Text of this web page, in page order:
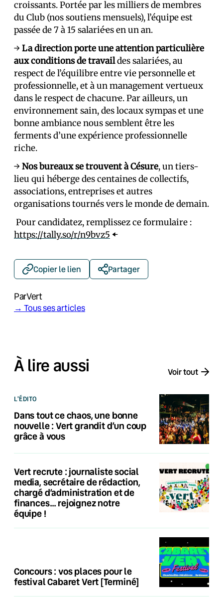
croissants. Portée par les milliers de membres
du Club (nos soutiens mensuels), l’équipe est
passée de 7 à 15 salarié·es en un an.
→La direction porte une attention particulière
aux conditions de travaildes salarié·es, au
respect de l’équilibre entre vie personnelle et
professionnelle, et à un management vertueux
dans le respect de chacun·e. Par ailleurs, un
environnement sain, des locaux sympas et une
bonne ambiance nous semblent être les
ferments d’une expérience professionnelle
riche.
→Nos bureaux se trouvent à Césure, un tiers-
lieu qui héberge des centaines de collectifs,
associations, entreprises et autres
organisations tournés vers le monde de demain.
Pour candidatez, remplissez ce formulaire :
https://tally.so/r/n9bvz5 ⬅️
Copier le lien Partager
ParVert
→ Tous ses articles
À lire aussi Voir tout
L'ÉDITO
Dans tout ce chaos, une bonne
nouvelle : Vert grandit d’un coup
grâce à vous
Vert recrute : journaliste social
media, secrétaire de rédaction,
chargé d’administration et de
finances… rejoignez notre
équipe !
Concours : vos places pour le
festival Cabaret Vert [Terminé]